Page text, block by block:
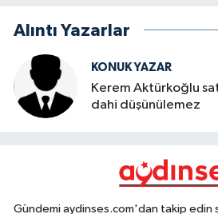
Alıntı Yazarlar
KONUK YAZAR
Kerem Aktürkoğlu
dahi düşünülemez
Gündemi aydinses.com'dan takip edin